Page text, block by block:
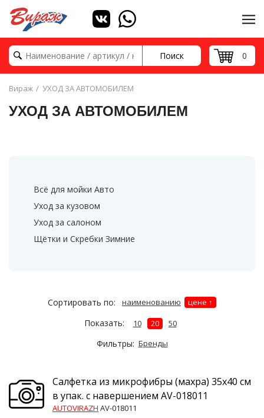
Поиск 0
Вираж УХОД ЗА АВТОМОБИЛЕМ
УХОД ЗА АВТОМОБИЛЕМ
Всё для мойки Авто
Уход за кузовом
Уход за салоном
Щётки и Скребки Зимние
Сортировать по: наименованию цене
Показать: 10 20 50
Фильтры: Бренды
Салфетка из микрофибры (махра) 35х40 см
в упак. с навершением AV-018011
AUTOVIRAZH AV-018011